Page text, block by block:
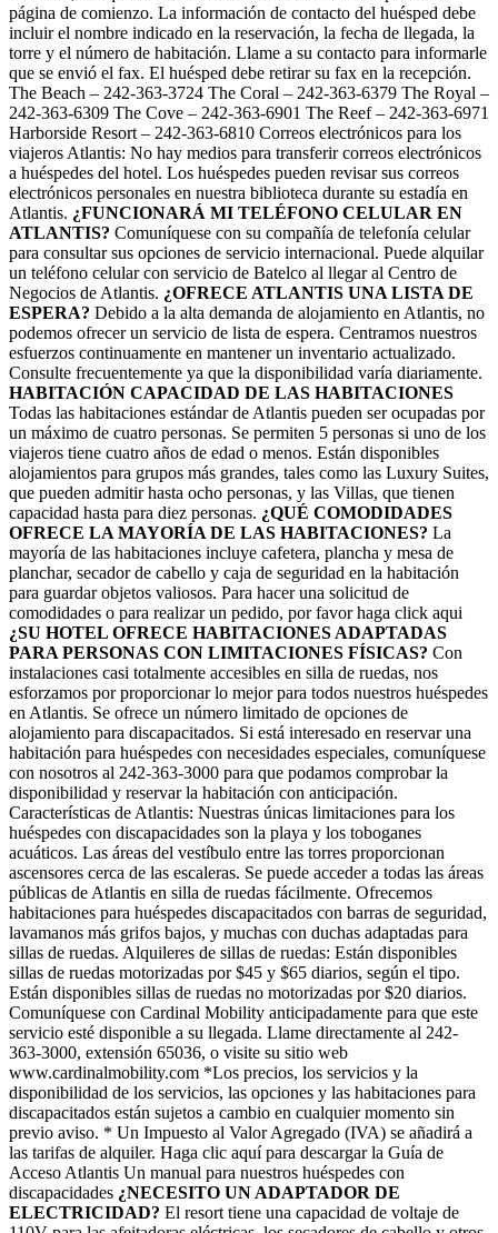
página de comienzo. La información de contacto del huésped debe
incluir el nombre indicado en la reservación, la fecha de llegada, la
torre y el número de habitación. Llame a su contacto para informarle
que se envió el fax. El huésped debe retirar su fax en la recepción.
The Beach – 242-363-3724 The Coral – 242-363-6379 The Royal –
242-363-6309 The Cove – 242-363-6901 The Reef – 242-363-6971
Harborside Resort – 242-363-6810 Correos electrónicos para los
viajeros Atlantis: No hay medios para transferir correos electrónicos
a huéspedes del hotel. Los huéspedes pueden revisar sus correos
electrónicos personales en nuestra biblioteca durante su estadía en
Atlantis. ¿FUNCIONARÁ MI TELÉFONO CELULAR EN
ATLANTIS? Comuníquese con su compañía de telefonía celular
para consultar sus opciones de servicio internacional. Puede alquilar
un teléfono celular con servicio de Batelco al llegar al Centro de
Negocios de Atlantis. ¿OFRECE ATLANTIS UNA LISTA DE
ESPERA? Debido a la alta demanda de alojamiento en Atlantis, no
podemos ofrecer un servicio de lista de espera. Centramos nuestros
esfuerzos continuamente en mantener un inventario actualizado.
Consulte frecuentemente ya que la disponibilidad varía diariamente.
HABITACIÓN CAPACIDAD DE LAS HABITACIONES
Todas las habitaciones estándar de Atlantis pueden ser ocupadas por
un máximo de cuatro personas. Se permiten 5 personas si uno de los
viajeros tiene cuatro años de edad o menos. Están disponibles
alojamientos para grupos más grandes, tales como las Luxury Suites,
que pueden admitir hasta ocho personas, y las Villas, que tienen
capacidad hasta para diez personas. ¿QUÉ COMODIDADES
OFRECE LA MAYORÍA DE LAS HABITACIONES? La
mayoría de las habitaciones incluye cafetera, plancha y mesa de
planchar, secador de cabello y caja de seguridad en la habitación
para guardar objetos valiosos. Para hacer una solicitud de
comodidades o para realizar un pedido, por favor haga click aqui
¿SU HOTEL OFRECE HABITACIONES ADAPTADAS
PARA PERSONAS CON LIMITACIONES FÍSICAS? Con
instalaciones casi totalmente accesibles en silla de ruedas, nos
esforzamos por proporcionar lo mejor para todos nuestros huéspedes
en Atlantis. Se ofrece un número limitado de opciones de
alojamiento para discapacitados. Si está interesado en reservar una
habitación para huéspedes con necesidades especiales, comuníquese
con nosotros al 242-363-3000 para que podamos comprobar la
disponibilidad y reservar la habitación con anticipación.
Características de Atlantis: Nuestras únicas limitaciones para los
huéspedes con discapacidades son la playa y los toboganes
acuáticos. Las áreas del vestíbulo entre las torres proporcionan
ascensores cerca de las escaleras. Se puede acceder a todas las áreas
públicas de Atlantis en silla de ruedas fácilmente. Ofrecemos
habitaciones para huéspedes discapacitados con barras de seguridad,
lavamanos más grifos bajos, y muchas con duchas adaptadas para
sillas de ruedas. Alquileres de sillas de ruedas: Están disponibles
sillas de ruedas motorizadas por $45 y $65 diarios, según el tipo.
Están disponibles sillas de ruedas no motorizadas por $20 diarios.
Comuníquese con Cardinal Mobility anticipadamente para que este
servicio esté disponible a su llegada. Llame directamente al 242-
363-3000, extensión 65036, o visite su sitio web
www.cardinalmobility.com *Los precios, los servicios y la
disponibilidad de los servicios, las opciones y las habitaciones para
discapacitados están sujetos a cambio en cualquier momento sin
previo aviso. * Un Impuesto al Valor Agregado (IVA) se añadirá a
las tarifas de alquiler. Haga clic aquí para descargar la Guía de
Acceso Atlantis Un manual para nuestros huéspedes con
discapacidades ¿NECESITO UN ADAPTADOR DE
ELECTRICIDAD? El resort tiene una capacidad de voltaje de